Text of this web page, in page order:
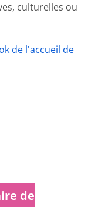
culturelles ou
de l'accueil de
de